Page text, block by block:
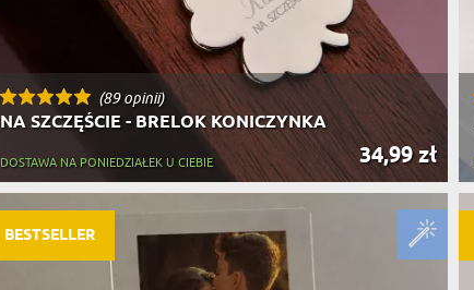
(89 opinii)
NA SZCZĘŚCIE - BRELOK KONICZYNKA
34,99 zł
DOSTAWA NA PONIEDZIAŁEK U CIEBIE
BESTSELLER